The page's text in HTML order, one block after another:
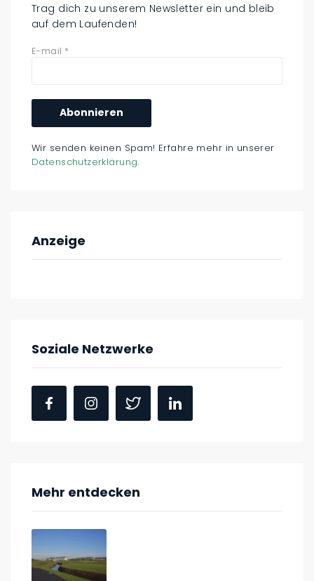
Trag dich zu unserem Newsletter ein und bleib
auf dem Laufenden!
E-mail *
Wir senden keinen Spam! Erfahre mehr in unserer
Datenschutzerklärung.
Anzeige
Soziale Netzwerke
Mehr entdecken